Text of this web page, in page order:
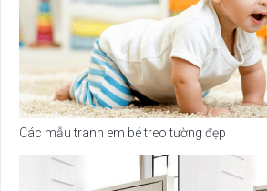
Các mẫu tranh em bé treo tường đẹp